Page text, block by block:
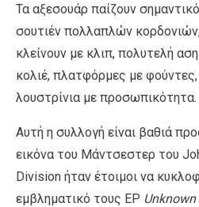
Τα αξεσουάρ παίζουν
σουτιέν πολλαπλών
κλείνουν με κλιπ, πολυτελή
κολιέ, πλατφόρμες με
λουστρίνια με προσωπικότητα.
Αυτή η συλλογή είναι βαθιά
εικόνα του Μάντσεστερ του
Division ήταν έτοιμοι να
εμβληματικό τους EP